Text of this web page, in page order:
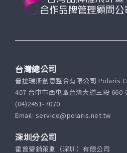
台灣總公司
普拉瑞斯創意整合有限公司 Polaris
407 台中市西屯區台灣大道三段 660
(04)2451-7070
Email: service@polaris.net.tw
深圳分公司
霍普營銷策劃（深圳）有限公司